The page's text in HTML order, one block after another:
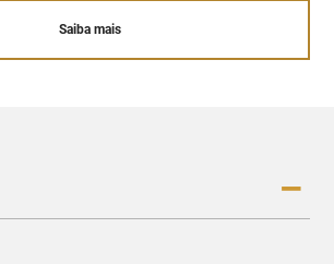
Saiba mais